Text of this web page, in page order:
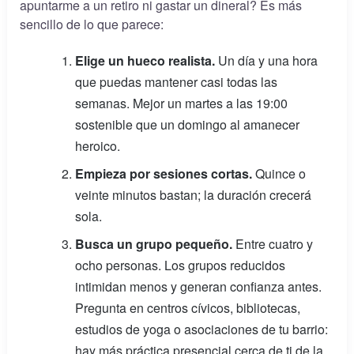
apuntarme a un retiro ni gastar un dineral? Es más
sencillo de lo que parece:
Elige un hueco realista. Un día y una hora
que puedas mantener casi todas las
semanas. Mejor un martes a las 19:00
sostenible que un domingo al amanecer
heroico.
Empieza por sesiones cortas.Quince o
veinte minutos bastan; la duración crecerá
sola.
Busca un grupo pequeño. Entre cuatro y
ocho personas. Los grupos reducidos
intimidan menos y generan confianza antes.
Pregunta en centros cívicos, bibliotecas,
estudios de yoga o asociaciones de tu barrio: